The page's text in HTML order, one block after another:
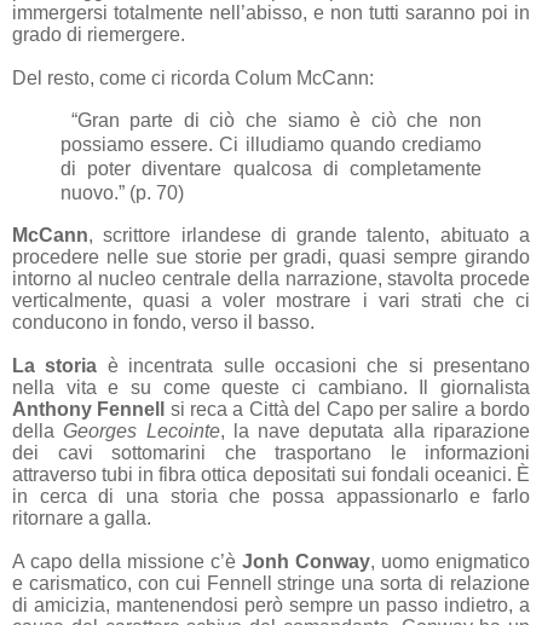
immergersi totalmente nell’abisso, e non tutti saranno poi in
grado di riemergere.
Del resto, come ci ricorda Colum McCann:
“Gran parte di ciò che siamo è ciò che non
possiamo essere. Ci illudiamo quando crediamo
di poter diventare qualcosa di completamente
nuovo.” (p. 70)
McCann, scrittore irlandese di grande talento, abituato a
procedere nelle sue storie per gradi, quasi sempre girando
intorno al nucleo centrale della narrazione, stavolta procede
verticalmente, quasi a voler mostrare i vari strati che ci
conducono in fondo, verso il basso.
La storia è incentrata sulle occasioni che si presentano
nella vita e su come queste ci cambiano. Il giornalista
Anthony Fennell
si reca a Città del Capo per salire a bordo
dellaGeorges Lecointe, la nave deputata alla riparazione
dei cavi sottomarini che trasportano le informazioni
attraverso tubi in fibra ottica depositati sui fondali oceanici. È
in cerca di una storia che possa appassionarlo e farlo
ritornare a galla.
A capo della missione c’è Jonh Conway, uomo enigmatico
e carismatico, con cui Fennell stringe una sorta di relazione
di amicizia, mantenendosi però sempre un passo indietro, a